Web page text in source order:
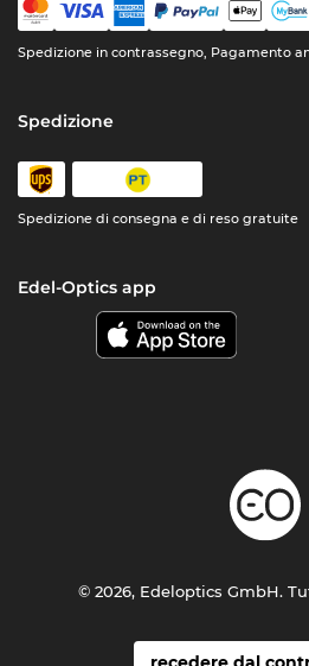
Spedizione in contrassegno, Pagamento
Spedizione
Spedizione di consegna e di reso gratuite
Edel-Optics app
© 2026, Edeloptics GmbH.